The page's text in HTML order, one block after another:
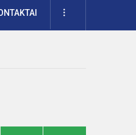
DAUGIAU